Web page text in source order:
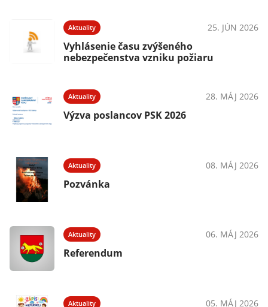
Aktuality 25. JÚN 2026
Vyhlásenie času zvýšeného
nebezpečenstva vzniku požiaru
Aktuality 28. MÁJ 2026
Výzva poslancov PSK 2026
Aktuality 08. MÁJ 2026
Pozvánka
Aktuality 06. MÁJ 2026
Referendum
Aktuality 05. MÁJ 2026